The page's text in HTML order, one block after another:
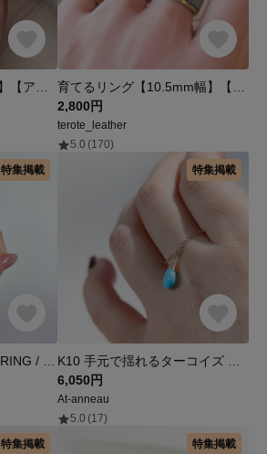
2,800円
terote_leather
5.0 (170)
特集掲載
特集掲載
6,050円
At-anneau
5.0 (17)
特集掲載
特集掲載